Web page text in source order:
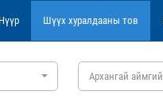
Нүүр Шүүх хуралдааны тов
Архангай